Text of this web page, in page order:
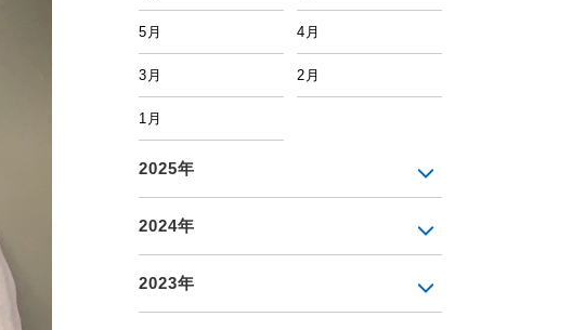
5月 4月
3月 2月
1月
2025年
2024年
2023年